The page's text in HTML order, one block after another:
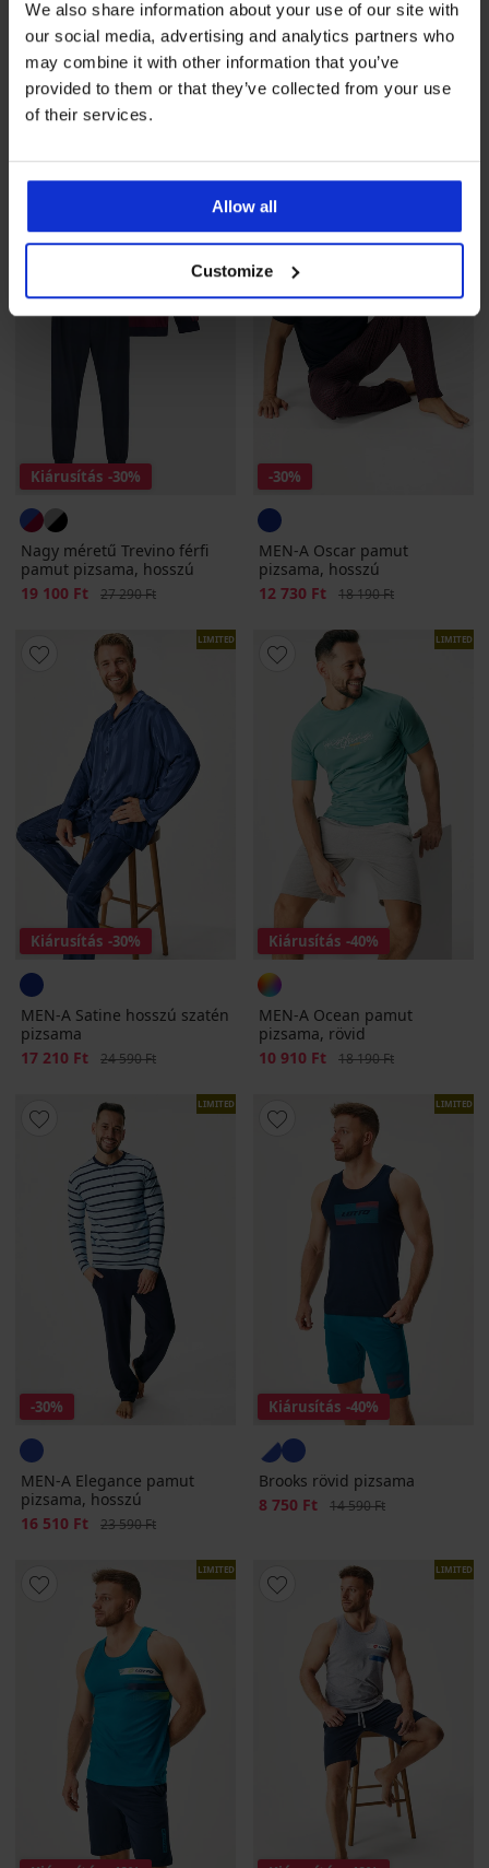
We also share information about your use of our site with
our social media, advertising and analytics partners who
may combine it with other information that you’ve
provided to them or that they’ve collected from your use
of their services.
Allow all
Customize
Kiárusítás -30%
Nagy méretű Trevino férfi
pamut pizsama, hosszú
Kedvezmény
19 100 Ft Eredeti ár
-30%
MEN-A Jack pamut pizsama,
Kiárusítás -30%
Nagy méretű Trevino férfi
pamut pizsama, hosszú
Kedvezmény
19 100 Ft Eredeti ár
27 290 Ft
-30%
MEN-A Oscar pamut
pizsama, hosszú
Kedvezmény
12 730 Ft Eredeti ár
18 190 Ft
LIMITED
Kiárusítás -30%
MEN-A Satine hosszú szatén
pizsama
Kedvezmény
17 210 Ft Eredeti ár
24 590 Ft
LIMITED
Kiárusítás -40%
MEN-A Ocean pamut
pizsama, rövid
Kedvezmény
10 910 Ft Eredeti ár
18 190 Ft
LIMITED
-30%
MEN-A Elegance pamut
pizsama, hosszú
Kedvezmény
16 510 Ft Eredeti ár
23 590 Ft
LIMITED
Kiárusítás -40%
Brooks rövid pizsama
Kedvezmény
8 750 Ft Eredeti ár
14 590 Ft
LIMITED LIMITED